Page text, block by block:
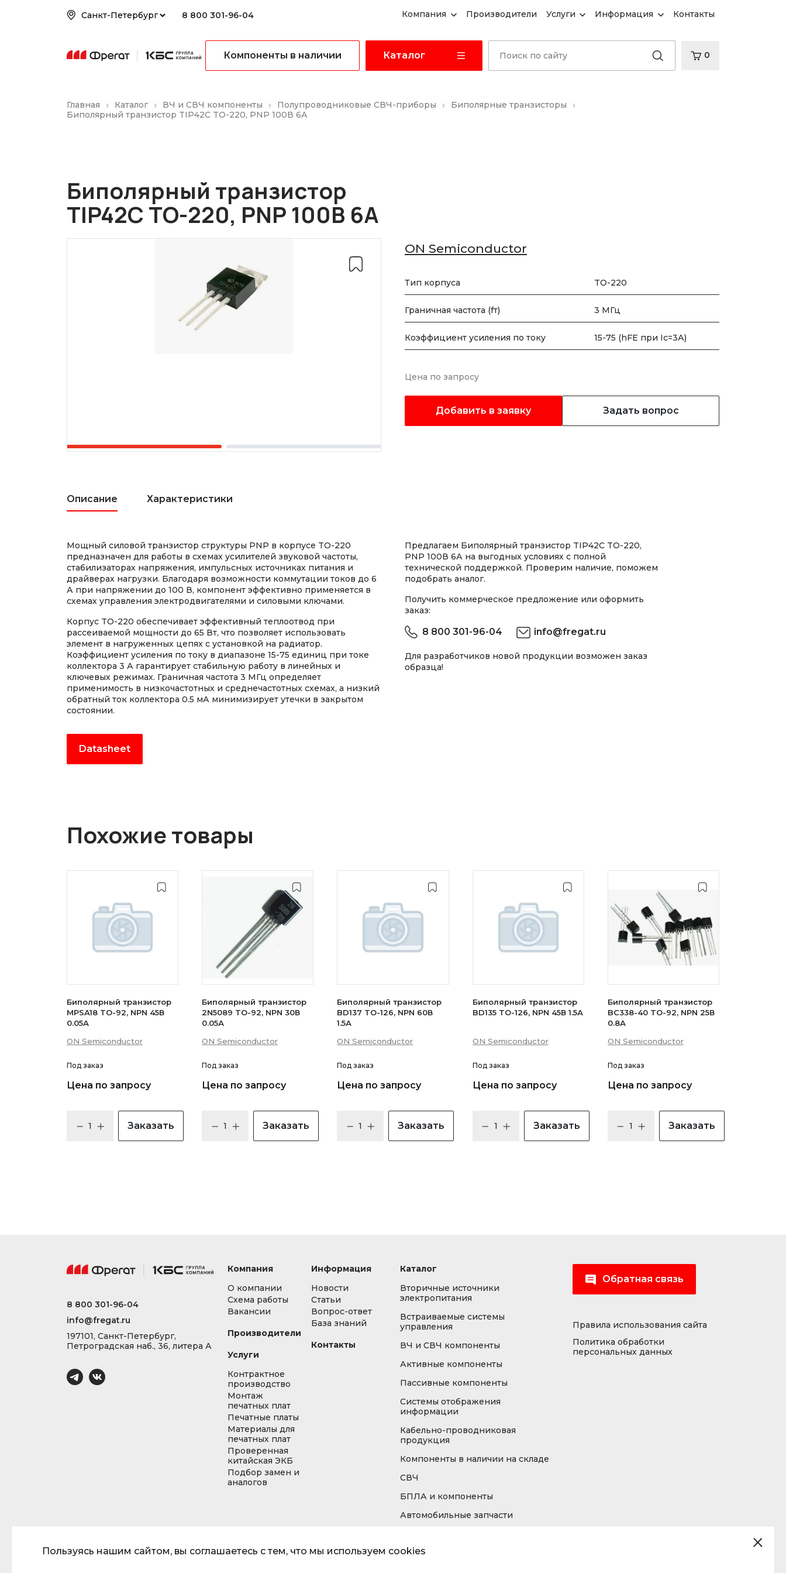
8 800 301-96-04 Компания Производители Услуги Информация Контакты
Компоненты в наличии Каталог 0
Главная Каталог ВЧ и СВЧ компоненты Полупроводниковые СВЧ-приборы
Биполярные транзисторы
Биполярный транзистор TIP42C TO-220, PNP 100В 6А
Биполярный транзистор
TIP42C TO-220, PNP 100В 6А
ON Semiconductor
Тип корпуса TO-220
Граничная частота (fт) 3 МГц
Коэффициент усиления по току 15-75 (hFE при Ic=3А)
Цена по запросу
Добавить в заявку Задать вопрос
Описание Характеристики
Мощный силовой транзистор структуры PNP в корпусе TO-220
предназначен для работы в схемах усилителей звуковой частоты,
стабилизаторах напряжения, импульсных источниках питания и
драйверах нагрузки. Благодаря возможности коммутации токов до 6
А при напряжении до 100 В, компонент эффективно применяется в
схемах управления электродвигателями и силовыми ключами.
Корпус TO-220 обеспечивает эффективный теплоотвод при
рассеиваемой мощности до 65 Вт, что позволяет использовать
элемент в нагруженных цепях с установкой на радиатор.
Коэффициент усиления по току в диапазоне 15-75 единиц при токе
коллектора 3 А гарантирует стабильную работу в линейных и
ключевых режимах. Граничная частота 3 МГц определяет
применимость в низкочастотных и среднечастотных схемах, а низкий
обратный ток коллектора 0.5 мА минимизирует утечки в закрытом
состоянии.
Datasheet
Предлагаем Биполярный транзистор TIP42C TO-220,
PNP 100В 6А на выгодных условиях с полной
технической поддержкой. Проверим наличие, поможем
подобрать аналог.
Получить коммерческое предложение или оформить
заказ:
8 800 301-96-04 info@fregat.ru
Для разработчиков новой продукции возможен заказ
образца!
Похожие товары
Биполярный транзистор
MPSA18 TO-92, NPN 45В
0.05А
ON Semiconductor
Под заказ
Цена по запросу
Заказать
Биполярный транзистор
2N5089 TO-92, NPN 30В
0.05А
ON Semiconductor
Под заказ
Цена по запросу
Заказать
Биполярный транзистор
BD137 TO-126, NPN 60В
1.5А
ON Semiconductor
Под заказ
Цена по запросу
Заказать
Биполярный транзистор
BD135 TO-126, NPN 45В 1.5А
ON Semiconductor
Под заказ
Цена по запросу
Заказать
Биполярный транзистор
BC338-40 TO-92, NPN 25В
0.8А
ON Semiconductor
Под заказ
Цена по запросу
Заказать
Пользуясь нашим сайтом, вы соглашаетесь с тем, что мы используем cookies
8 800 301-96-04
info@fregat.ru
197101, Санкт-Петербург,
Петроградская наб., 36, литера А
Компания
О компании
Схема работы
Вакансии
Производители
Услуги
Контрактное
производство
Монтаж
печатных плат
Печатные платы
Материалы для
печатных плат
Проверенная
китайская ЭКБ
Подбор замен и
аналогов
Информация
Новости
Статьи
Вопрос-ответ
База знаний
Контакты
Каталог
Вторичные источники
электропитания
Встраиваемые системы
управления
ВЧ и СВЧ компоненты
Активные компоненты
Пассивные компоненты
Системы отображения
информации
Кабельно-проводниковая
продукция
Компоненты в наличии на складе
СВЧ
БПЛА и компоненты
Автомобильные запчасти
Обратная связь
Правила использования сайта
Политика обработки
персональных данных